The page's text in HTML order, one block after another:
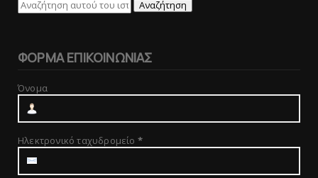
ΦΟΡΜΑ ΕΠΙΚΟΙΝΩΝΙΑΣ
Όνομα
Ηλεκτρονικό ταχυδρομείο *